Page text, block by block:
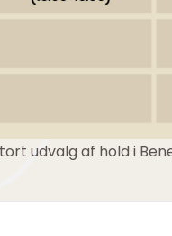
udvalg af hold i